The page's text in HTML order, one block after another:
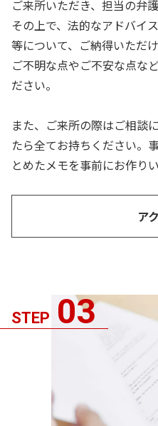
ご来所いただき、担当の弁
その上で、法的なアドバイ
等について、ご納得いただ
ご不明な点やご不安な点な
ださい。
また、ご来所の際はご相談
たら全てお持ちください。
とめたメモを事前にお作り
ア
STEP 03